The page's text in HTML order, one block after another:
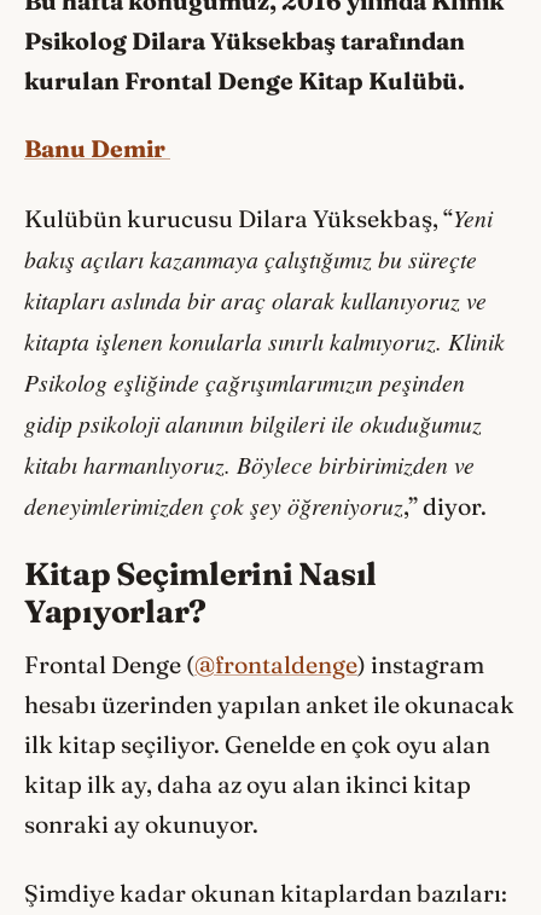
Psikolog Dilara Yüksekbaş tarafından
kurulan Frontal Denge Kitap Kulübü.
Banu Demir
Kulübün kurucusu Dilara Yüksekbaş, “Yeni
bakış açıları kazanmaya çalıştığımız bu süreçte
kitapları aslında bir araç olarak kullanıyoruz ve
kitapta işlenen konularla sınırlı kalmıyoruz. Klinik
Psikolog eşliğinde çağrışımlarımızın peşinden
gidip psikoloji alanının bilgileri ile okuduğumuz
kitabı harmanlıyoruz. Böylece birbirimizden ve
deneyimlerimizden çok şey öğreniyoruz,” diyor.
Kitap Seçimlerini Nasıl
Yapıyorlar?
Frontal Denge (@frontaldenge) instagram
hesabı üzerinden yapılan anket ile okunacak
ilk kitap seçiliyor. Genelde en çok oyu alan
kitap ilk ay, daha az oyu alan ikinci kitap
sonraki ay okunuyor.
Şimdiye kadar okunan kitaplardan bazıları: